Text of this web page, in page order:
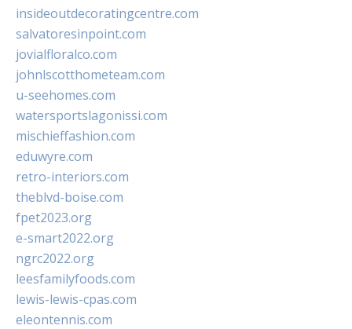
insideoutdecoratingcentre.com
salvatoresinpoint.com
jovialfloralco.com
johnlscotthometeam.com
u-seehomes.com
watersportslagonissi.com
mischieffashion.com
eduwyre.com
retro-interiors.com
theblvd-boise.com
fpet2023.org
e-smart2022.org
ngrc2022.org
leesfamilyfoods.com
lewis-lewis-cpas.com
eleontennis.com